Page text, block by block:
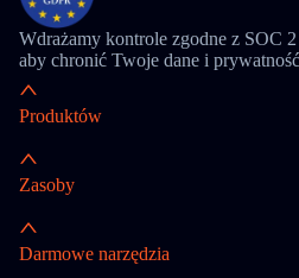
Wdrażamy kontrole zgodne z SOC
aby chronić Twoje dane i
Produktów
Zasoby
Darmowe narzędzia